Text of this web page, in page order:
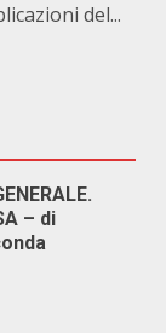
del...
– di